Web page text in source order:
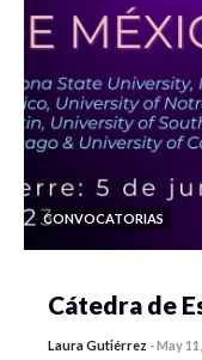
CONVOCATORIAS
Cátedra de
Laura Gutiérrez -May